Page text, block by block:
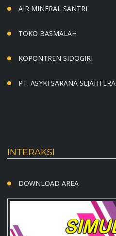
AIR MINERAL SANTRI
TOKO BASMALAH
KOPONTREN SIDOGIRI
PT. ASYKI SARANA SEJAHTERA
INTERAKSI
DOWNLOAD AREA